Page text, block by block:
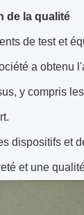
de la qualité
de test et
a obtenu
y compris
dispositifs et
et une